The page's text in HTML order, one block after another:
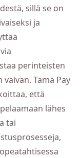
sillä se on
ja
perinteisten
Tämä Pay
että
lähes
tai